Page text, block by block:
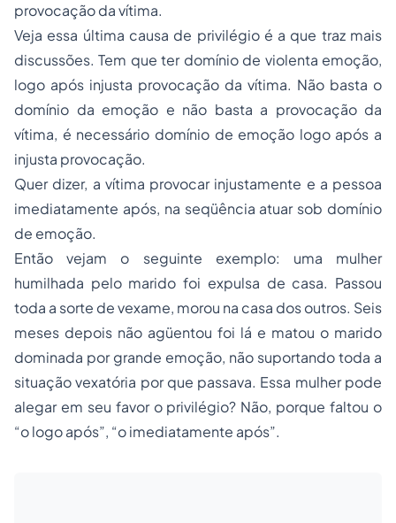
provocação da vítima.
Veja essa última causa de privilégio é a que traz mais
discussões. Tem que ter domínio de violenta emoção,
logo após injusta provocação da vítima. Não basta o
domínio da emoção e não basta a provocação da
vítima, é necessário domínio de emoção logo após a
injusta provocação.
Quer dizer, a vítima provocar injustamente e a pessoa
imediatamente após, na seqüência atuar sob domínio
de emoção.
Então vejam o seguinte exemplo: uma mulher
humilhada pelo marido foi expulsa de casa. Passou
toda a sorte de vexame, morou na casa dos outros. Seis
meses depois não agüentou foi lá e matou o marido
dominada por grande emoção, não suportando toda a
situação vexatória por que passava. Essa mulher pode
alegar em seu favor o privilégio? Não, porque faltou o
“o logo após”, “o imediatamente após”.